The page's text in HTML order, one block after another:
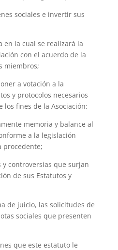
sociales e invertir sus
en la cual se realizará la
con el acuerdo de la
miembros;
a votación a la
y protocolos necesarios
fines de la Asociación;
memoria y balance al
a la legislación
procedente;
y controversias que surjan
de sus Estatutos y
de juicio, las solicitudes de
sociales que presenten
que este estatuto le